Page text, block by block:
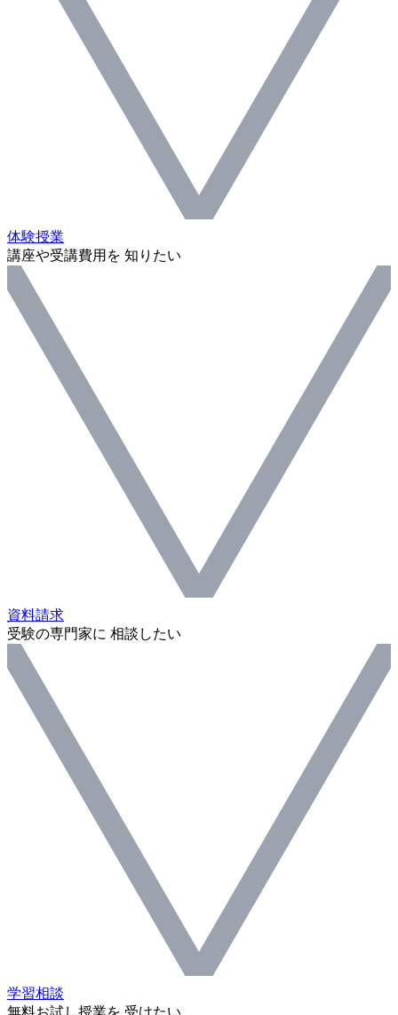
体験授業
講座や受講費用を 知りたい
資料請求
受験の専門家に 相談したい
学習相談
無料お試し授業を 受けたい